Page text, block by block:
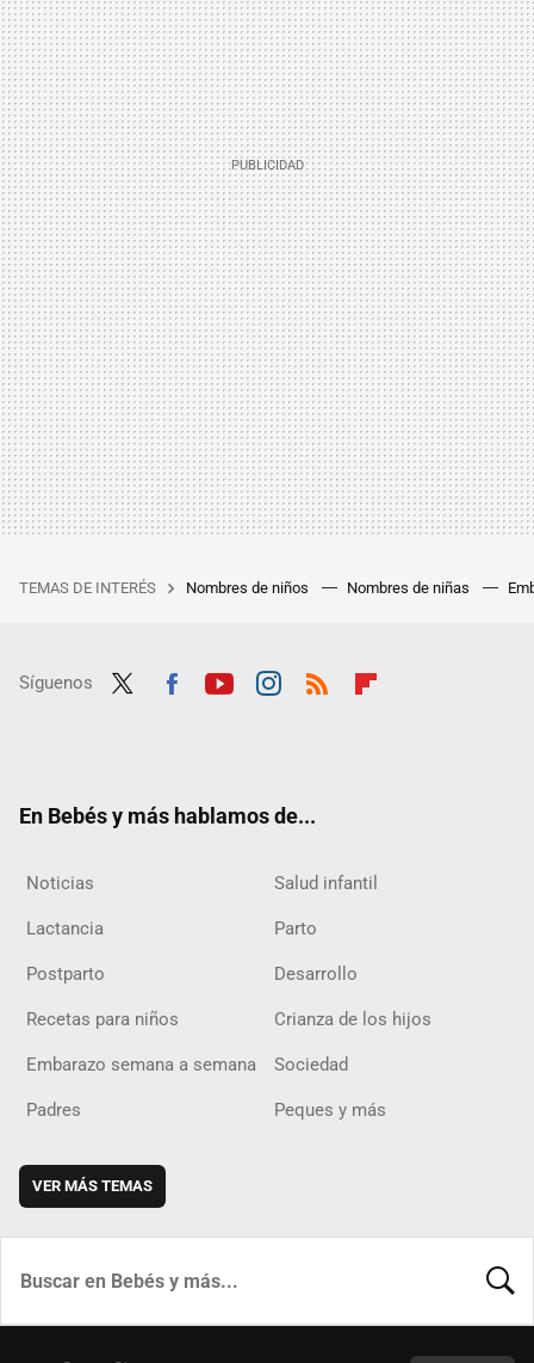
TEMAS DE INTERÉS Nombres de niños Nombres de niñas
Síguenos
En Bebés y más hablamos de...
Noticias Salud infantil
Lactancia Parto
Postparto Desarrollo
Recetas para niños Crianza de los hijos
Embarazo semana a semana Sociedad
Padres Peques y más
VER MÁS TEMAS